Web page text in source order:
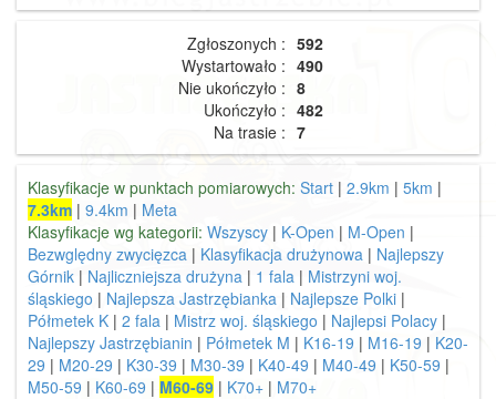
Zgłoszonych : 592
Wystartowało : 490
Nie ukończyło : 8
Ukończyło : 482
Na trasie : 7
Klasyfikacje w punktach pomiarowych: Start | 2.9km | 5km |
7.3km | 9.4km | Meta
Klasyfikacje wg kategorii: Wszyscy | K-Open | M-Open |
Bezwględny zwycięzca | Klasyfikacja drużynowa | Najlepszy
Górnik | Najliczniejsza drużyna | 1 fala | Mistrzyni woj.
śląskiego | Najlepsza Jastrzębianka | Najlepsze Polki |
Półmetek K | 2 fala | Mistrz woj. śląskiego | Najlepsi Polacy |
Najlepszy Jastrzębianin | Półmetek M | K16-19 | M16-19 | K20-
29 | M20-29 | K30-39 | M30-39 | K40-49 | M40-49 | K50-59 |
M50-59 | K60-69 | M60-69 | K70+ | M70+